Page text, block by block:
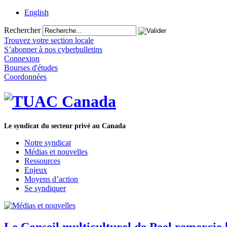
English
Rechercher
Trouvez votre section locale
S’abonner à nos cyberbulletins
Connexion
Bourses d'études
Coordonnées
Le syndicat du secteur privé au Canada
Notre syndicat
Médias et nouvelles
Ressources
Enjeux
Moyens d’action
Se syndiquer